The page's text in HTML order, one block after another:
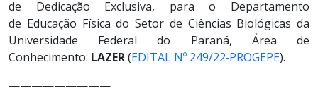
de Dedicação Exclusiva, para o Departamento
de Educação Física do Setor de Ciências Biológicas da
Universidade Federal do Paraná, Área de
Conhecimento: LAZER(EDITAL Nº 249/22‐PROGEPE).
—————————